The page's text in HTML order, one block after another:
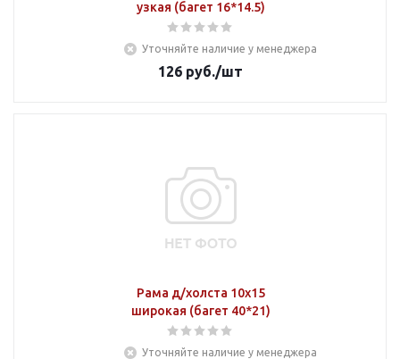
узкая (багет 16*14.5)
Уточняйте наличие у менеджера
126 руб./шт
Рама д/холста 10х15
широкая (багет 40*21)
Уточняйте наличие у менеджера